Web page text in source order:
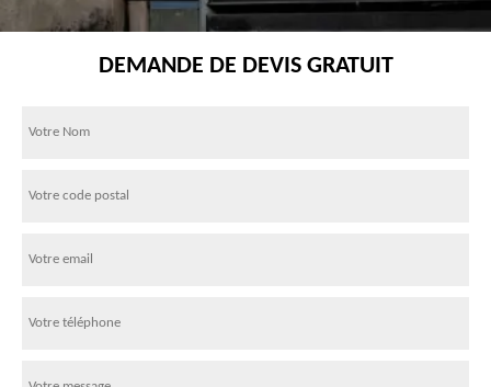
DEMANDE DE DEVIS GRATUIT